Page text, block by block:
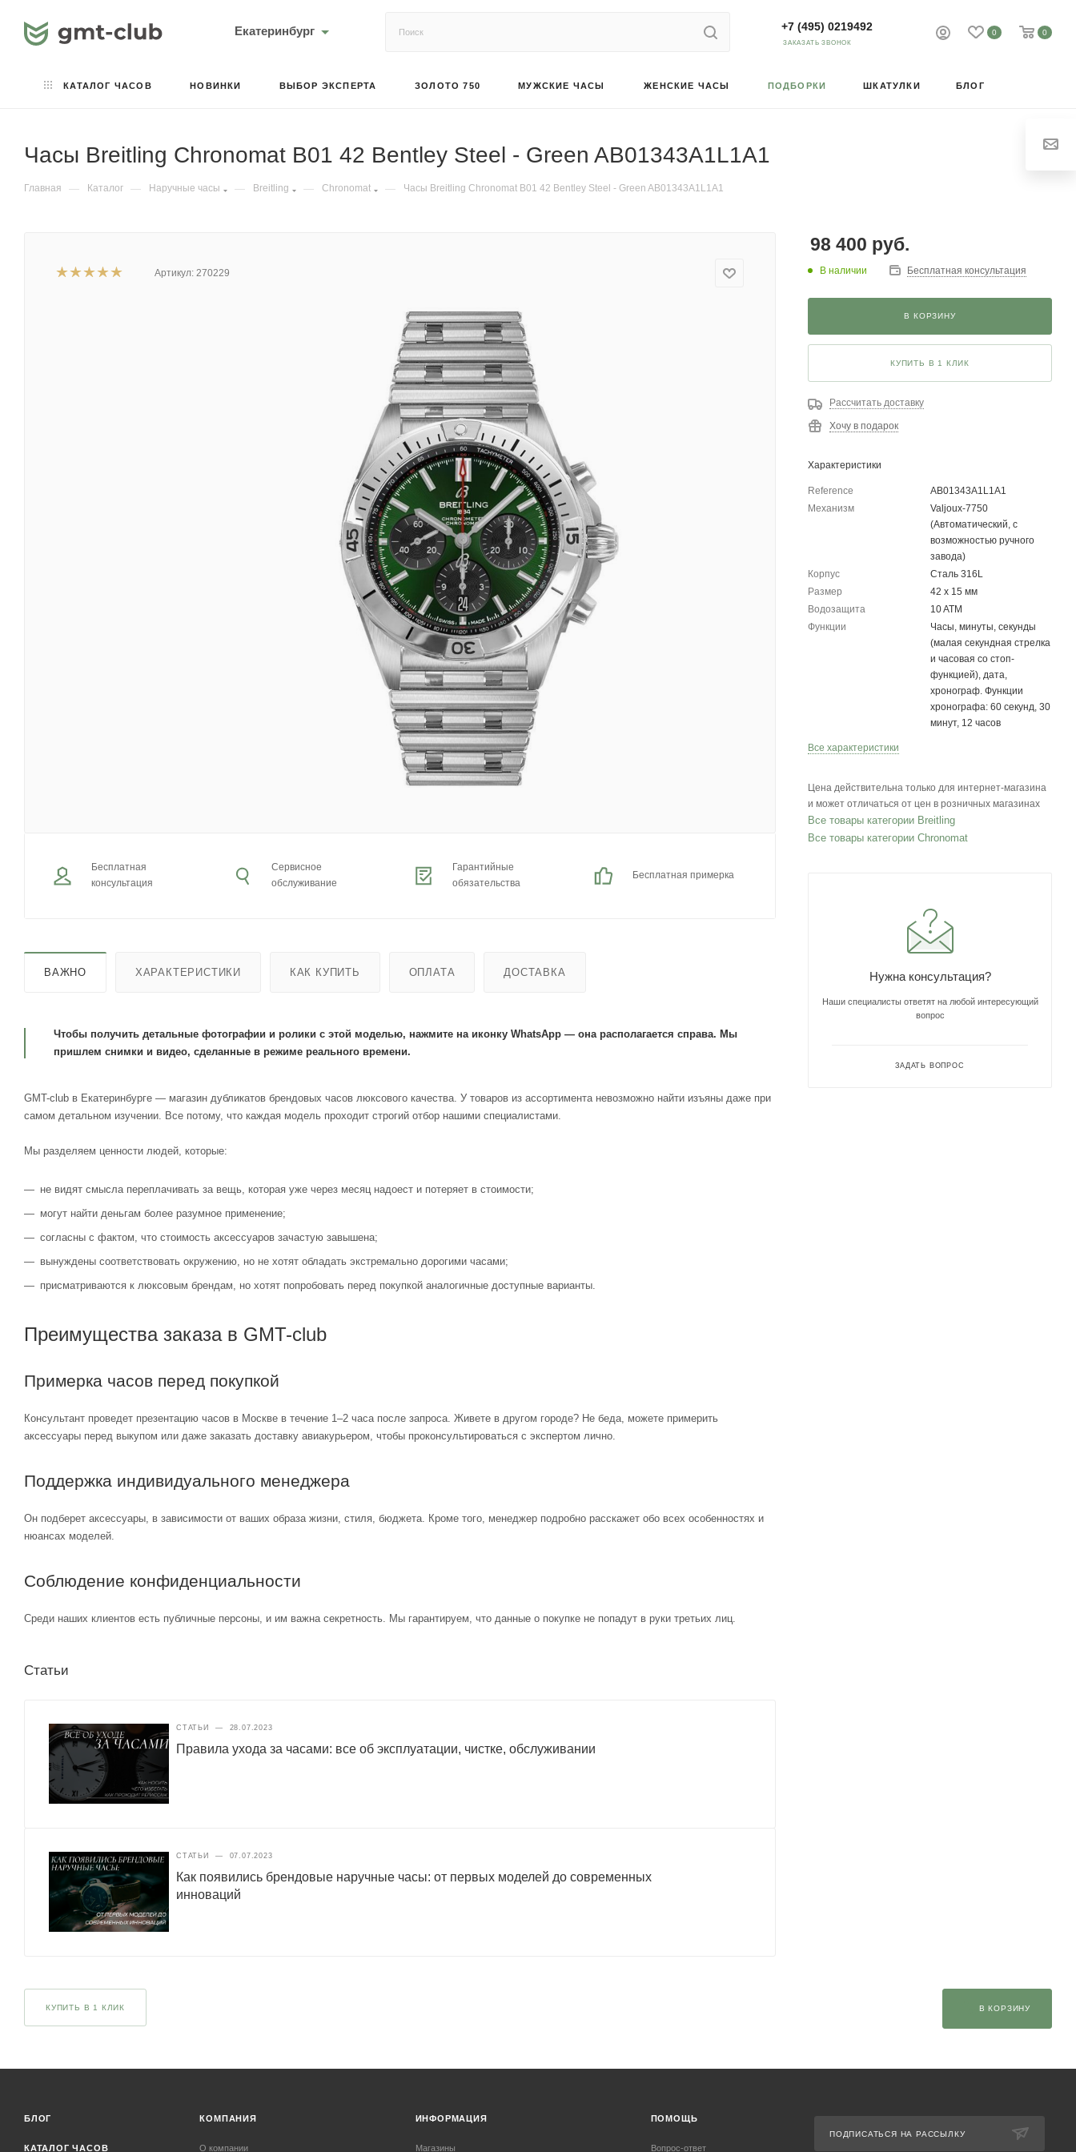
Екатеринбург 0 0
+7 (495) 0219492
ЗАКАЗАТЬ ЗВОНОК
КАТАЛОГ ЧАСОВ НОВИНКИ ВЫБОР ЭКСПЕРТА ЗОЛОТО 750 МУЖСКИЕ ЧАСЫ ЖЕНСКИЕ ЧАСЫ ПОДБОРКИ ШКАТУЛКИ БЛОГ
Часы Breitling Chronomat B01 42 Bentley Steel - Green AB01343A1L1A1
Главная — Каталог — Наручные часы — Breitling — Chronomat — Часы Breitling Chronomat B01 42 Bentley Steel - Green AB01343A1L1A1
Артикул: 270229
Бесплатная
консультация
Сервисное
обслуживание
Гарантийные
обязательства
Бесплатная примерка
ВАЖНО ХАРАКТЕРИСТИКИ КАК КУПИТЬ ОПЛАТА ДОСТАВКА
Чтобы получить детальные фотографии и ролики с этой моделью, нажмите на иконку WhatsApp — она располагается справа. Мы
пришлем снимки и видео, сделанные в режиме реального времени.
GMT-club в Екатеринбурге — магазин дубликатов брендовых часов люксового качества. У товаров из ассортимента невозможно найти изъяны даже при
самом детальном изучении. Все потому, что каждая модель проходит строгий отбор нашими специалистами.
Мы разделяем ценности людей, которые:
не видят смысла переплачивать за вещь, которая уже через месяц надоест и потеряет в стоимости;
могут найти деньгам более разумное применение;
согласны с фактом, что стоимость аксессуаров зачастую завышена;
вынуждены соответствовать окружению, но не хотят обладать экстремально дорогими часами;
присматриваются к люксовым брендам, но хотят попробовать перед покупкой аналогичные доступные варианты.
Преимущества заказа в GMT-club
Примерка часов перед покупкой
Консультант проведет презентацию часов в Москве в течение 1–2 часа после запроса. Живете в другом городе? Не беда, можете примерить
аксессуары перед выкупом или даже заказать доставку авиакурьером, чтобы проконсультироваться с экспертом лично.
Поддержка индивидуального менеджера
Он подберет аксессуары, в зависимости от ваших образа жизни, стиля, бюджета. Кроме того, менеджер подробно расскажет обо всех особенностях и
нюансах моделей.
Соблюдение конфиденциальности
Среди наших клиентов есть публичные персоны, и им важна секретность. Мы гарантируем, что данные о покупке не попадут в руки третьих лиц.
Статьи
СТАТЬИ — 28.07.2023
Правила ухода за часами: все об эксплуатации, чистке, обслуживании
СТАТЬИ — 07.07.2023
Как появились брендовые наручные часы: от первых моделей до современных
инноваций
98 400 руб.
В наличии Бесплатная консультация
В КОРЗИНУ
КУПИТЬ В 1 КЛИК
Рассчитать доставку
Хочу в подарок
Характеристики
Reference
AB01343A1L1A1
Механизм
Valjoux-7750
(Автоматический, с
возможностью ручного
завода)
Корпус
Сталь 316L
Размер
42 х 15 мм
Водозащита
10 ATM
Функции
Часы, минуты, секунды
(малая секундная стрелка
и часовая со стоп-
функцией), дата,
хронограф. Функции
хронографа: 60 секунд, 30
минут, 12 часов
Все характеристики
Цена действительна только для интернет-магазина
и может отличаться от цен в розничных магазинах
Все товары категории Breitling
Все товары категории Chronomat
Нужна консультация?
Наши специалисты ответят на любой интересующий
вопрос
ЗАДАТЬ ВОПРОС
КУПИТЬ В 1 КЛИК В КОРЗИНУ
БЛОГ
КАТАЛОГ ЧАСОВ
КОМПАНИЯ
О компании
ИНФОРМАЦИЯ
Магазины
ПОМОЩЬ
Вопрос-ответ
ПОДПИСАТЬСЯ НА РАССЫЛКУ